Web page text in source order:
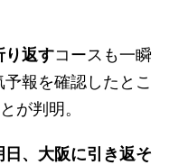
り返すコースも一瞬
報を確認したとこ
が判明。
日、大阪に引き返そ